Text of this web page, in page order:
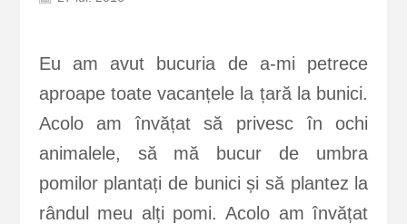
Eu am avut bucuria de a-mi petrece
aproape toate vacanțele la țară la bunici.
Acolo am învățat să privesc în ochi
animalele, să mă bucur de umbra
pomilor plantați de bunici și să plantez la
rândul meu alți pomi. Acolo am învățat